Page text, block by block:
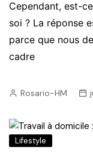
Cependant, est-
soi ? La réponse
parce que nous
cadre
Rosario-HM
Lifestyle